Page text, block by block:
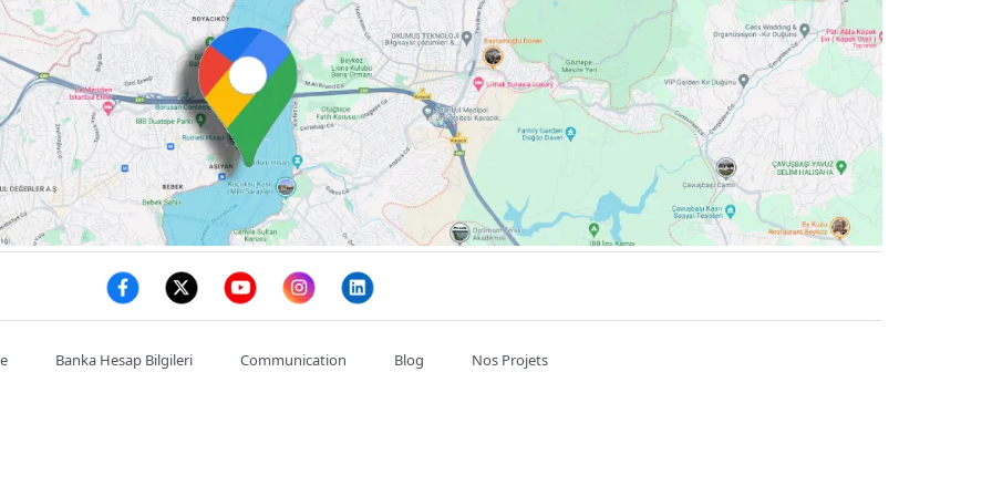
Banka Hesap Bilgileri Communication Blog Nos Projets